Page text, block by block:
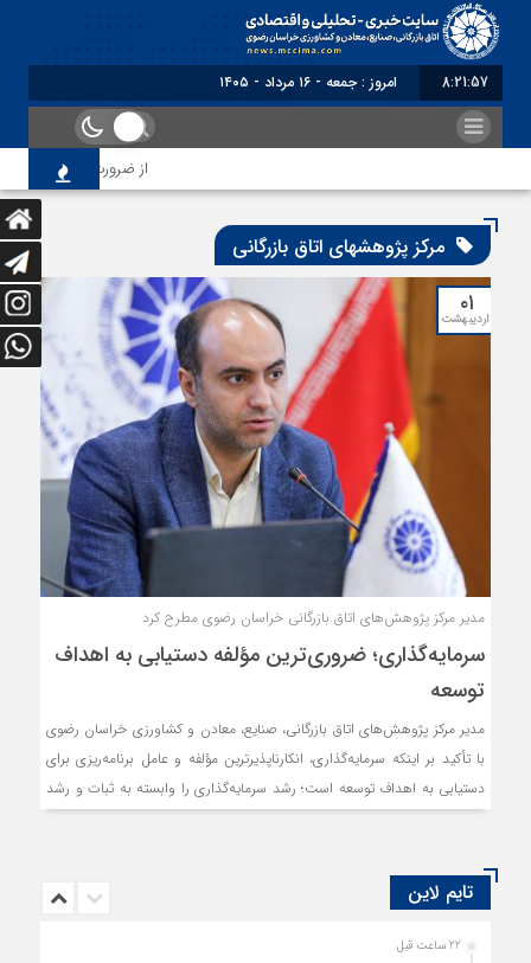
8:21:58 امروز : جمعه - ۱۶ مرداد - ۱۴۰۵
از ضرورت اصلاح
مرکز پژوهشهای اتاق بازرگانی
۰۱
اردیبهشت
مدیر مرکز پژوهش‌های اتاق بازرگانی خراسان رضوی مطرح کرد
سرمایه‌گذاری؛ ضروری‌ترین مؤلفه دستیابی به اهداف
توسعه
مدیر مرکز پژوهش‌های اتاق بازرگانی، صنایع، معادن و کشاورزی خراسان رضوی
با تأکید بر اینکه سرمایه‌گذاری، انکارناپذیرترین مؤلفه و عامل برنامه‌ریزی برای
دستیابی به اهداف توسعه است؛ رشد سرمایه‌گذاری را وابسته به ثبات و رشد
تایم لاین
22 ساعت قبل